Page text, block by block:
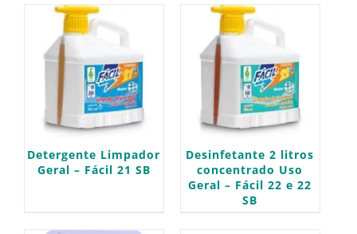
Detergente Limpador
Geral – Fácil 21 SB
Desinfetante 2 litros
concentrado Uso
Geral – Fácil 22 e 22
SB